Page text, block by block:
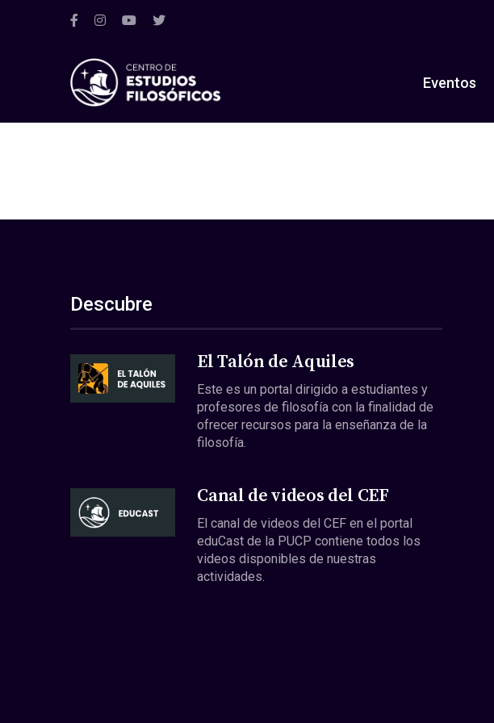
Eventos
Descubre
El Talón de Aquiles
Este es un portal dirigido a estudiantes y
profesores de filosofía con la finalidad de
ofrecer recursos para la enseñanza de la
filosofía.
Canal de videos del CEF
El canal de videos del CEF en el portal
eduCast de la PUCP contiene todos los
videos disponibles de nuestras
actividades.